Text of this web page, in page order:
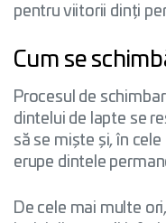
pentru viitorii dinți
Cum se
Procesul de
dintelui de lapte se
să se miște și, în
erupe dintele
De cele mai multe